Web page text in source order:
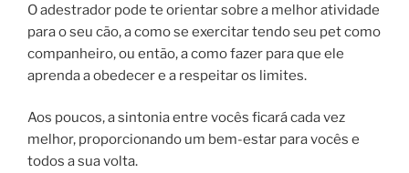
O adestrador pode te orientar sobre a melhor atividade
para o seu cão, a como se exercitar tendo seu pet como
companheiro, ou então, a como fazer para que ele
aprenda a obedecer e a respeitar os limites.
Aos poucos, a sintonia entre vocês ficará cada vez
melhor, proporcionando um bem-estar para vocês e
todos a sua volta.